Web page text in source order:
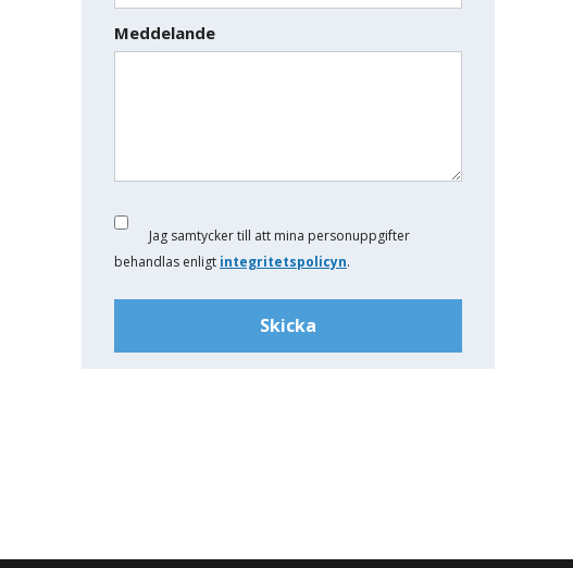
Meddelande
Jag samtycker till att mina personuppgifter
behandlas enligt integritetspolicyn.